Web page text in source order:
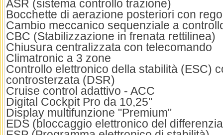
ASR (sistema controllo trazione)
Bocchette di aerazione posteriori con
Cambio meccanico sequenziale a
CBC (Stabilizzazione in frenata rettilinea)
Chiusura centralizzata con telecomando
Climatronic a 3 zone
Controllo elettronico della stabilità (ESC)
controsterzata (DSR)
Cruise control adattivo - ACC
Digital Cockpit Pro da 10,25"
Display multifunzione "Premium"
EDS (bloccaggio elettronico del